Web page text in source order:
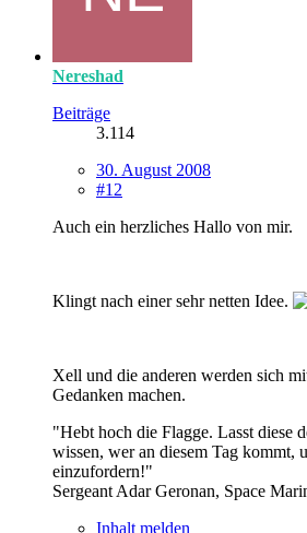
Nereshad
Beiträge
3.114
30. August 2008
#12
Auch ein herzliches Hallo von mir.
Klingt nach einer sehr netten Idee.
Xell und die anderen werden sich
Gedanken machen.
"Hebt hoch die Flagge. Lasst diese
wissen, wer an diesem Tag kommt,
einzufordern!"
Sergeant Adar Geronan, Space
Inhalt melden